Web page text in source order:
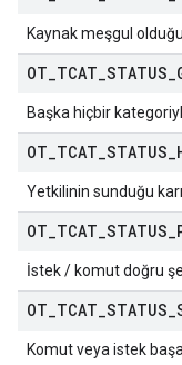
Kaynak meşgul
OT TCAT STATUS
Başka hiçbir
OT TCAT STATUS
Yetkilinin sunduğu
OT TCAT STATUS
İstek / komut doğru
OT TCAT STATUS
Komut veya istek